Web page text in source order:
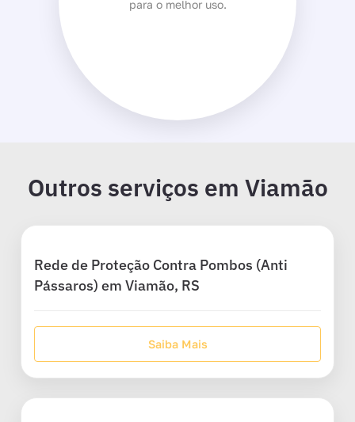
para o melhor uso.
Outros serviços em Viamão
Rede de Proteção Contra Pombos (Anti
Pássaros) em Viamão, RS
Saiba Mais